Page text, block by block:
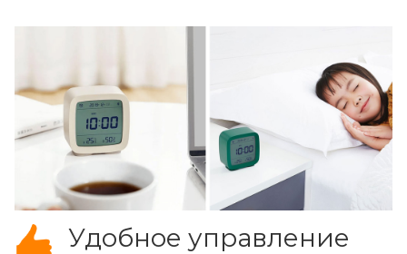
Удобное управление